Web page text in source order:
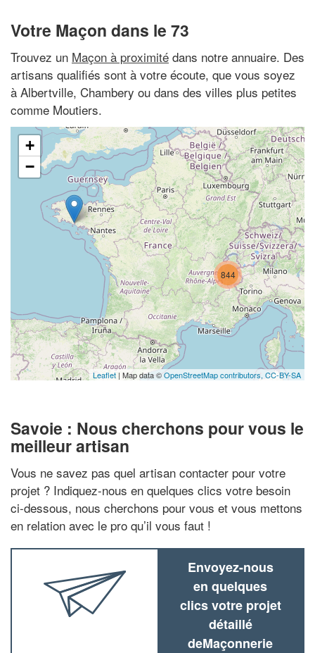
Votre Maçon dans le 73
Trouvez un Maçon à proximité dans notre annuaire. Des
artisans qualifiés sont à votre écoute, que vous soyez
à Albertville, Chambery ou dans des villes plus petites
comme Moutiers.
844
+
−
Leaflet | Map data ©OpenStreetMap contributors, CC-BY-SA
Savoie : Nous cherchons pour vous le
meilleur artisan
Vous ne savez pas quel artisan contacter pour votre
projet ? Indiquez-nous en quelques clics votre besoin
ci-dessous, nous cherchons pour vous et vous mettons
en relation avec le pro qu’il vous faut !
Envoyez-nous
en quelques
clics votre projet
détaillé
deMaçonnerie